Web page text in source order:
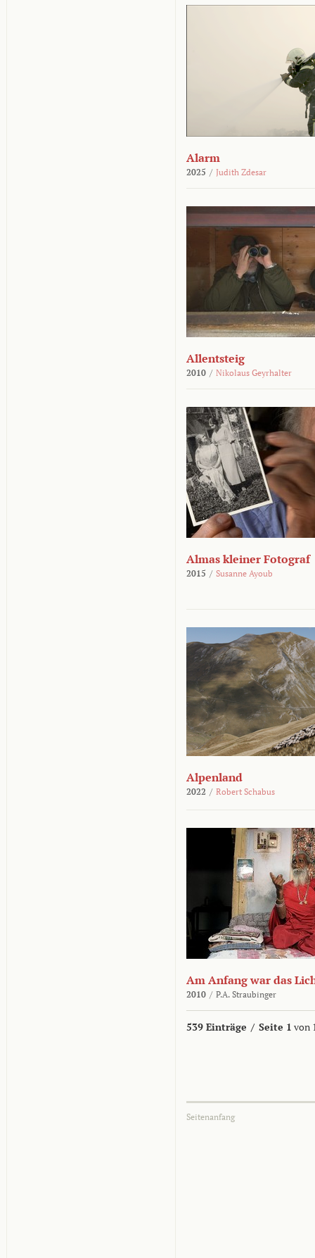
Alarm
2025 / Judith Zdesar
Allentsteig
2010 / Nikolaus Geyrhalter
Almas kleiner Fotograf
2015 / Susanne Ayoub
Alpenland
2022 / Robert Schabus
Am Anfang war das
2010 / P.A. Straubinger
539 Einträge / Seite 1 von
Seitenanfang